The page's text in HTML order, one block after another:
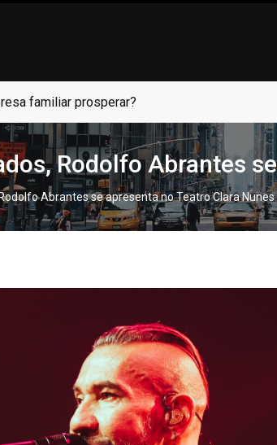
é sobrevivência corporativa
Rodolfo Abrantes
Abrantes se apresenta no Teatro Clara Nunes